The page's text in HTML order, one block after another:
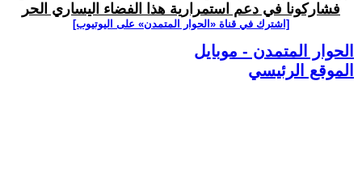
فشاركونا في دعم استمرارية هذا الفضاء اليساري الحر
[اشترك في قناة ‫«الحوار المتمدن» على اليوتيوب]
الحوار المتمدن - موبايل
الموقع الرئيسي